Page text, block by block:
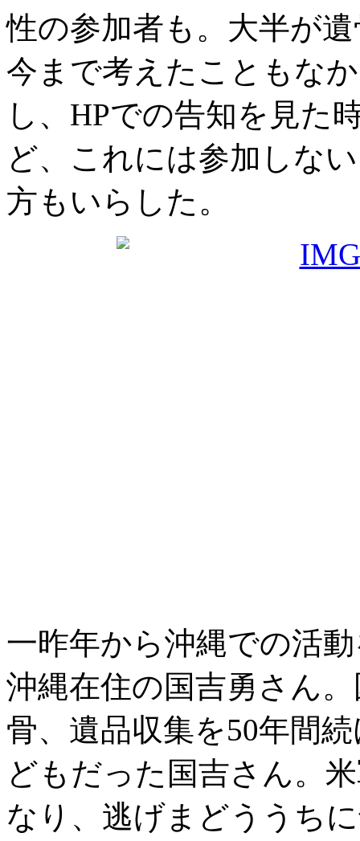
性の参加者も。大半が
今まで考えたこともな
し、HPでの告知を見た
ど、これには参加しな
方もいらした。
一昨年から沖縄での活
沖縄在住の国吉勇さん
骨、遺品収集を50年間
どもだった国吉さん。
なり、逃げまどううち